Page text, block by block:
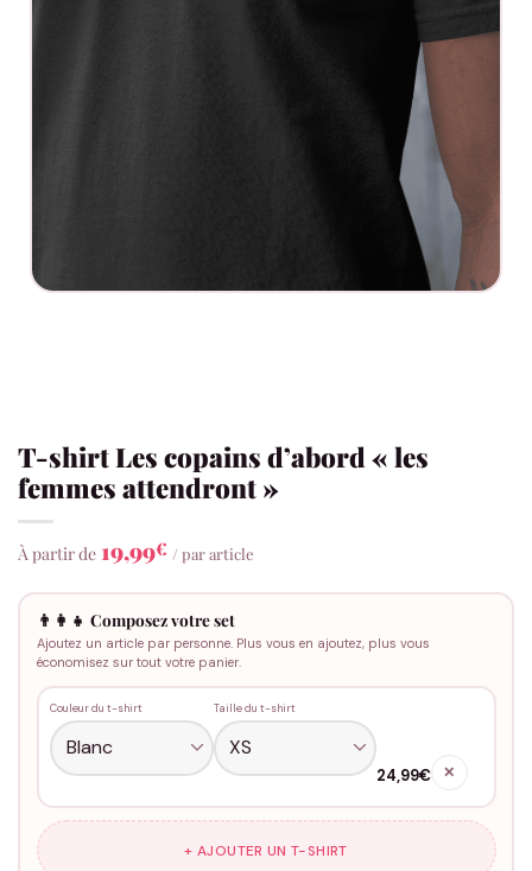
T-shirt Les copains d’abord « les
femmes attendront »
À partir de 19,99€ / par article
👨‍👩‍👧 Composez votre set
Ajoutez un article par personne. Plus vous en ajoutez, plus vous
économisez sur tout votre panier.
Couleur du t-shirt Taille du t-shirt
24,99€ ✕
+ AJOUTER UN T-SHIRT